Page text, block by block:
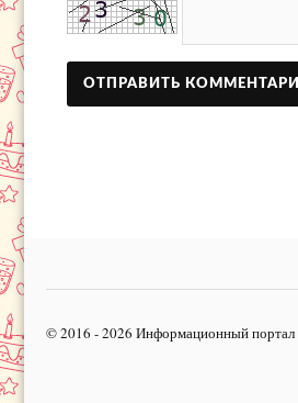
© 2016 - 2026 Информационный портал